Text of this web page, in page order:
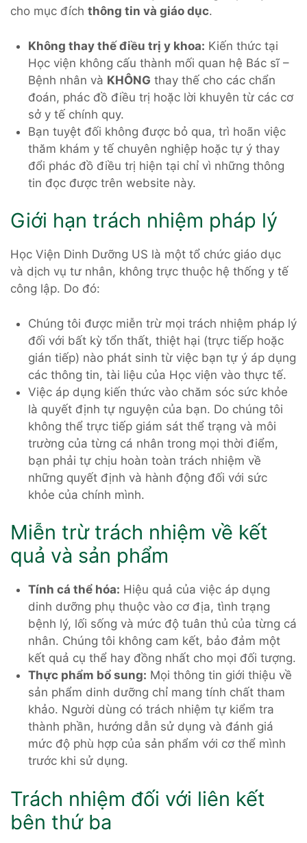
cho mục đích thông tin và giáo dục.
Không thay thế điều trị y khoa: Kiến thức tại
Học viện không cấu thành mối quan hệ Bác sĩ –
Bệnh nhân và KHÔNG thay thế cho các chẩn
đoán, phác đồ điều trị hoặc lời khuyên từ các cơ
sở y tế chính quy.
Bạn tuyệt đối không được bỏ qua, trì hoãn việc
thăm khám y tế chuyên nghiệp hoặc tự ý thay
đổi phác đồ điều trị hiện tại chỉ vì những thông
tin đọc được trên website này.
Giới hạn trách nhiệm pháp lý
Học Viện Dinh Dưỡng US là một tổ chức giáo dục
và dịch vụ tư nhân, không trực thuộc hệ thống y tế
công lập. Do đó:
Chúng tôi được miễn trừ mọi trách nhiệm pháp lý
đối với bất kỳ tổn thất, thiệt hại (trực tiếp hoặc
gián tiếp) nào phát sinh từ việc bạn tự ý áp dụng
các thông tin, tài liệu của Học viện vào thực tế.
Việc áp dụng kiến thức vào chăm sóc sức khỏe
là quyết định tự nguyện của bạn. Do chúng tôi
không thể trực tiếp giám sát thể trạng và môi
trường của từng cá nhân trong mọi thời điểm,
bạn phải tự chịu hoàn toàn trách nhiệm về
những quyết định và hành động đối với sức
khỏe của chính mình.
Miễn trừ trách nhiệm về kết
quả và sản phẩm
Tính cá thể hóa: Hiệu quả của việc áp dụng
dinh dưỡng phụ thuộc vào cơ địa, tình trạng
bệnh lý, lối sống và mức độ tuân thủ của từng cá
nhân. Chúng tôi không cam kết, bảo đảm một
kết quả cụ thể hay đồng nhất cho mọi đối tượng.
Thực phẩm bổ sung: Mọi thông tin giới thiệu về
sản phẩm dinh dưỡng chỉ mang tính chất tham
khảo. Người dùng có trách nhiệm tự kiểm tra
thành phần, hướng dẫn sử dụng và đánh giá
mức độ phù hợp của sản phẩm với cơ thể mình
trước khi sử dụng.
Trách nhiệm đối với liên kết
bên thứ ba